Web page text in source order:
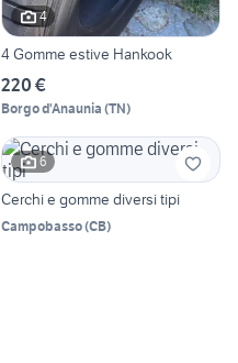
4
4 Gomme estive Hankook
220 €
Borgo d'Anaunia (TN)
6
Cerchi e gomme diversi tipi
Campobasso(CB)